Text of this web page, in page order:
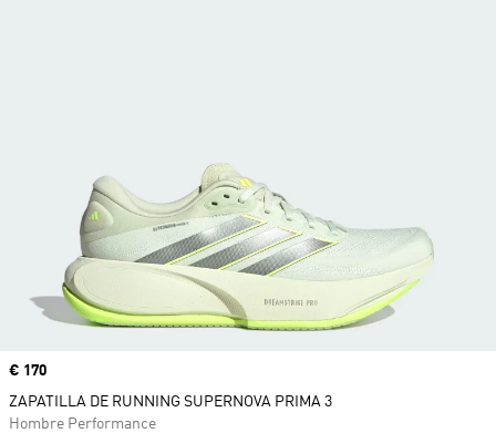
Precio
€ 170
ZAPATILLA DE RUNNING SUPERNOVA PRIMA 3
Hombre Performance